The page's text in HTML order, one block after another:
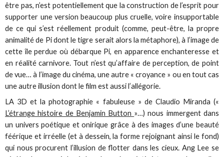
être pas, n’est potentiellement que la construction de l’esprit pour
supporter une version beaucoup plus cruelle, voire insupportable
de ce qui s’est réellement produit (comme, peut-être, la propre
animalité de Pi dont le tigre serait alors la métaphore), à l’image de
cette île perdue où débarque Pi, en apparence enchanteresse et
en réalité carnivore. Tout n’est qu’affaire de perception, de point
de vue… à l’image du cinéma, une autre « croyance » ou en tout cas
une autre illusion dont le film est aussi l’allégorie.
LA 3D et la photographie « fabuleuse » de Claudio Miranda («
L’étrange histoire de Benjamin Button »…) nous immergent dans
un univers poétique et onirique grâce à des images d’une beauté
féérique et irréelle (et à dessein, la forme rejoignant ainsi le fond)
qui nous procurent l’illusion de flotter dans les cieux. Ang Lee se